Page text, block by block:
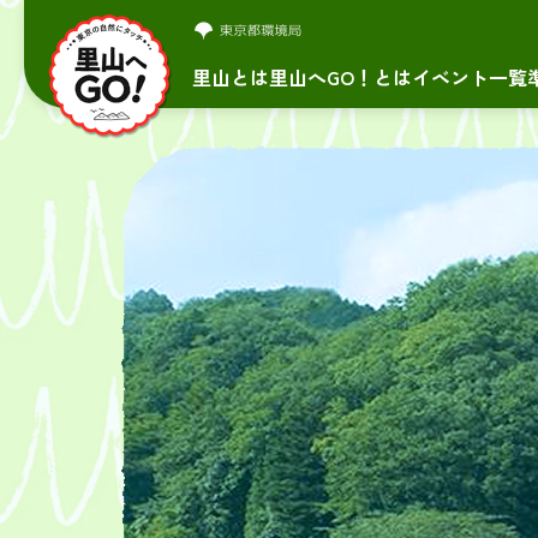
里山とは里山へGO！とはイベント一覧